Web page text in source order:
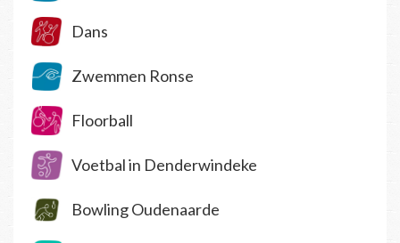
Dans
Zwemmen Ronse
Floorball
Voetbal in Denderwindeke
Bowling Oudenaarde